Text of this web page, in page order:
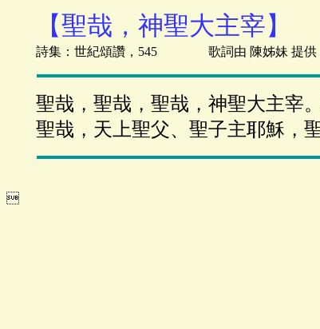
【聖哉，神聖大主宰】
詩集：世紀頌讚，545 歌詞由 陳姊妹 提供，
聖哉，聖哉，聖哉，神聖大主宰
聖哉，天上聖父、聖子主耶穌，
